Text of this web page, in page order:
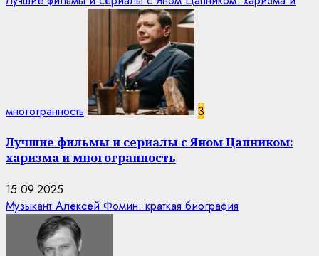
многогранность 3
Лучшие фильмы и сериалы с Яном Цапником:
харизма и многогранность
15.09.2025
Музыкант Алексей Фомин: краткая биография